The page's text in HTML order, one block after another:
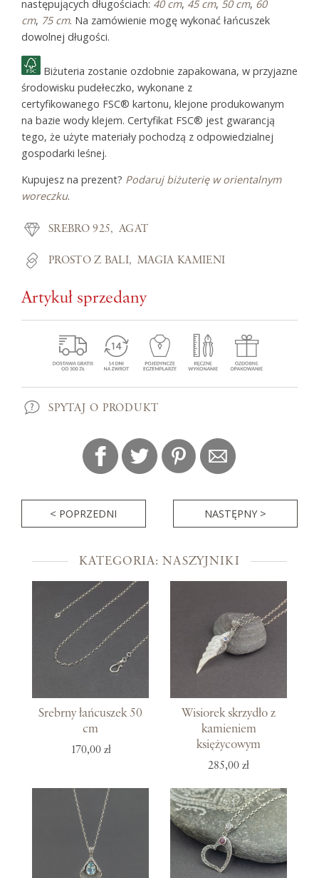
następujących długościach: 40 cm, 45 cm, 50 cm, 60
cm, 75 cm. Na zamówienie mogę wykonać łańcuszek
dowolnej długości.
Biżuteria zostanie ozdobnie zapakowana, w przyjazne
środowisku pudełeczko, wykonane z
certyfikowanego FSC® kartonu, klejone produkowanym
na bazie wody klejem. Certyfikat FSC® jest gwarancją
tego, że użyte materiały pochodzą z odpowiedzialnej
gospodarki leśnej.
Kupujesz na prezent? Podaruj biżuterię w orientalnym
woreczku.
SREBRO 925 AGAT
PROSTO Z BALI MAGIA KAMIENI
Artykuł sprzedany
SPYTAJ O PRODUKT
< POPRZEDNI NASTĘPNY >
KATEGORIA: NASZYJNIKI
Srebrny łańcuszek 50
cm
170,00 zł
Wisiorek skrzydło z
kamieniem
księżycowym
285,00 zł